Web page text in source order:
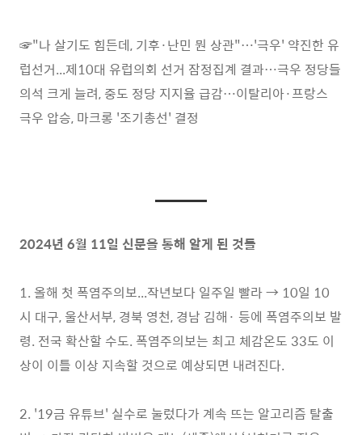
☞"나 살기도 힘든데, 기후·난민 뭔 상관"…'극우' 약진한 유
럽선거...제10대 유럽의회 선거 잠정집계 결과…극우 정당들
의석 크게 늘려, 중도 정당 지지율 급감…이탈리아·프랑스
극우 압승, 마크롱 '조기총선' 결정
2024년 6월 11일 신문을 통해 알게 된 것들
1. 올해 첫 폭염주의보...작년보다 일주일 빨라 → 10일 10
시 대구, 울산서부, 경북 영천, 경남 김해· 등에 폭염주의보 발
령. 전국 확산할 수도. 폭염주의보는 최고 체감온도 33도 이
상이 이틀 이상 지속할 것으로 예상되면 내려진다.
2. '19금 유튜브' 실수로 눌렀다가 계속 뜨는 알고리즘 탈출